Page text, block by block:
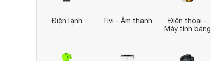
Điện lạnh Tivi - Âm thanh
Điện thoại -
Máy tính bảng